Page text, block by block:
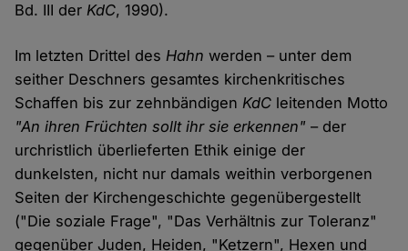
Bd. III derKdC, 1990).
Im letzten Drittel desHahn werden – unter dem
seither Deschners gesamtes kirchenkritisches
Schaffen bis zur zehnbändigenKdC leitenden Motto
"An ihren Früchten sollt ihr sie erkennen" – der
urchristlich überlieferten Ethik einige der
dunkelsten, nicht nur damals weithin verborgenen
Seiten der Kirchengeschichte gegenübergestellt
("Die soziale Frage", "Das Verhältnis zur Toleranz"
gegenüber Juden, Heiden, "Ketzern", Hexen und